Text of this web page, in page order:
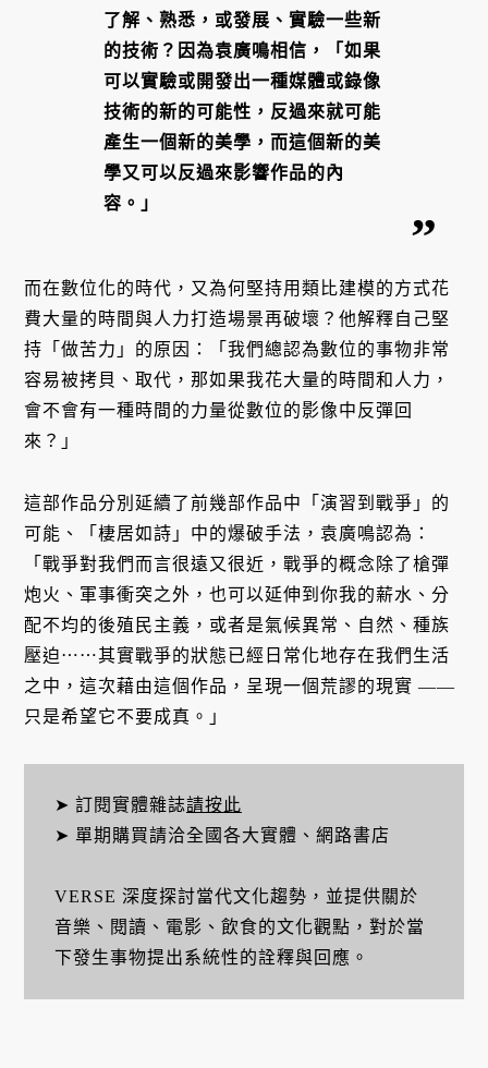
了解、熟悉，或發展、實驗一些新
的技術？因為袁廣鳴相信，「如果
可以實驗或開發出一種媒體或錄像
技術的新的可能性，反過來就可能
產生一個新的美學，而這個新的美
學又可以反過來影響作品的內
容。」
而在數位化的時代，又為何堅持用類比建模的方式花
費大量的時間與人力打造場景再破壞？他解釋自己堅
持「做苦力」的原因：「我們總認為數位的事物非常
容易被拷貝、取代，那如果我花大量的時間和人力，
會不會有一種時間的力量從數位的影像中反彈回
來？」
這部作品分別延續了前幾部作品中「演習到戰爭」的
可能、「棲居如詩」中的爆破手法，袁廣鳴認為：
「戰爭對我們而言很遠又很近，戰爭的概念除了槍彈
炮火、軍事衝突之外，也可以延伸到你我的薪水、分
配不均的後殖民主義，或者是氣候異常、自然、種族
壓迫⋯⋯其實戰爭的狀態已經日常化地存在我們生活
之中，這次藉由這個作品，呈現一個荒謬的現實 ——
只是希望它不要成真。」
➤ 訂閱實體雜誌請按此
➤ 單期購買請洽全國各大實體、網路書店
VERSE 深度探討當代文化趨勢，並提供關於
音樂、閱讀、電影、飲食的文化觀點，對於當
下發生事物提出系統性的詮釋與回應。